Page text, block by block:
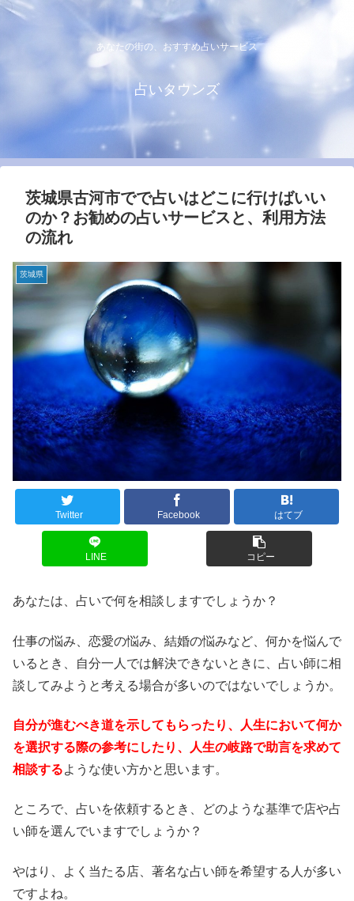
あなたの街の、おすすめ占いサービス
占いタウンズ
茨城県古河市でで占いはどこに行けばいい
のか？お勧めの占いサービスと、利用方法
の流れ
茨城県
Twitter Facebook はてブ
LINE コピー
あなたは、占いで何を相談しますでしょうか？
仕事の悩み、恋愛の悩み、結婚の悩みなど、何かを悩んで
いるとき、自分一人では解決できないときに、占い師に相
談してみようと考える場合が多いのではないでしょうか。
自分が進むべき道を示してもらったり、人生において何か
を選択する際の参考にしたり、人生の岐路で助言を求めて
相談するような使い方かと思います。
ところで、占いを依頼するとき、どのような基準で店や占
い師を選んでいますでしょうか？
やはり、よく当たる店、著名な占い師を希望する人が多い
ですよね。